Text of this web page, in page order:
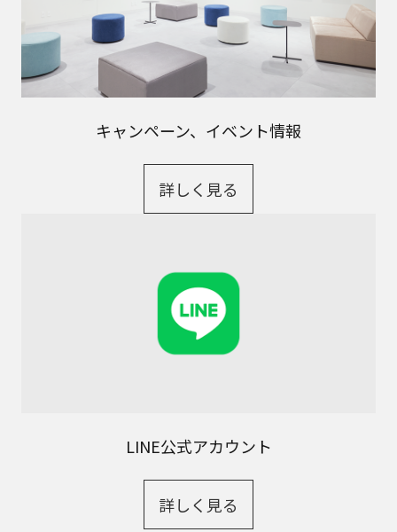
キャンペーン、イベント情報
詳しく見る
LINE公式アカウント
詳しく見る